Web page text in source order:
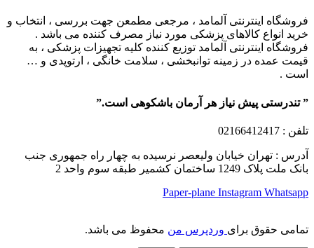
فروشگاه اینترنتی آلمامد ، مرجعی مطمعن جهت بررسی ، انتخاب و
خرید انواع کالاهای پزشکی مورد نیاز مصرف کننده می باشد .
فروشگاه اینترنتی آلمامد توزیع کننده کلیه تجهیزات پزشکی ، به
قیمت عمده در زمینه توانبخشی ، سلامت خانگی ، ارتوپدی و …
است .
” تندرستی پیش نیاز هر آرمان باشکوهی است.”
تلفن : 02166412417
آدرس : تهران خیابان ولیعصر نرسیده به چهار راه جمهوری جنب
بانک ملت پلاک 1249 ساختمان کشمیر طبقه سوم واحد 2
Paper-plane Instagram Whatsapp
تمامی حقوق برای وردپرس من محفوظ می باشد.